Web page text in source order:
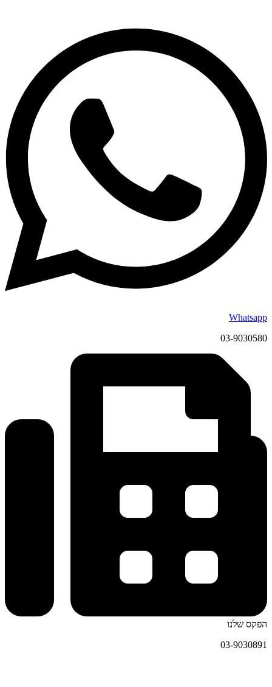
Whatsapp
03-9030580
הפקס שלנו
03-9030891